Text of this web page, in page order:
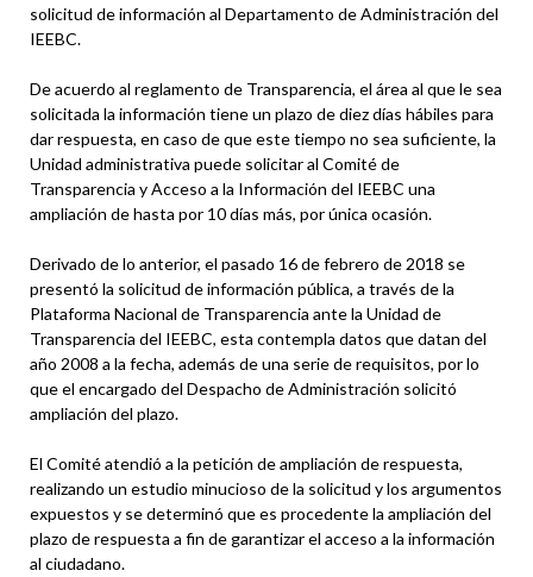
solicitud de información al Departamento de Administración del
IEEBC.
De acuerdo al reglamento de Transparencia, el área al que le sea
solicitada la información tiene un plazo de diez días hábiles para
dar respuesta, en caso de que este tiempo no sea suficiente, la
Unidad administrativa puede solicitar al Comité de
Transparencia y Acceso a la Información del IEEBC una
ampliación de hasta por 10 días más, por única ocasión.
Derivado de lo anterior, el pasado 16 de febrero de 2018 se
presentó la solicitud de información pública, a través de la
Plataforma Nacional de Transparencia ante la Unidad de
Transparencia del IEEBC, esta contempla datos que datan del
año 2008 a la fecha, además de una serie de requisitos, por lo
que el encargado del Despacho de Administración solicitó
ampliación del plazo.
El Comité atendió a la petición de ampliación de respuesta,
realizando un estudio minucioso de la solicitud y los argumentos
expuestos y se determinó que es procedente la ampliación del
plazo de respuesta a fin de garantizar el acceso a la información
al ciudadano.